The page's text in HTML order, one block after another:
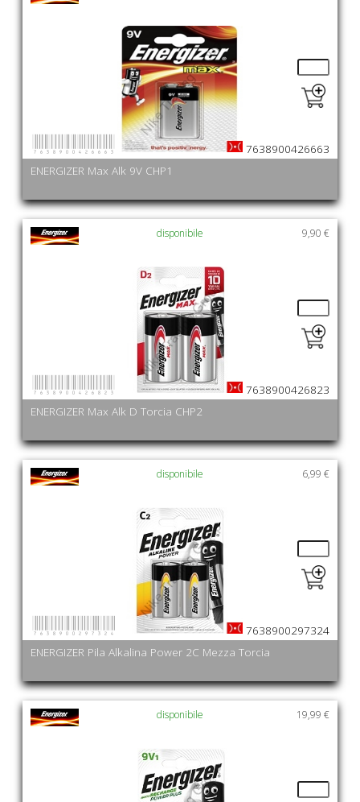
ENERGIZER Max Alk 9V CHP1
7638900426663
9,90 €
ENERGIZER Max Alk D Torcia CHP2
disponibile
7638900426823
6,99 €
ENERGIZER Pila Alkalina Power 2C Mezza Torcia
disponibile
7638900297324
19,99 €
disponibile